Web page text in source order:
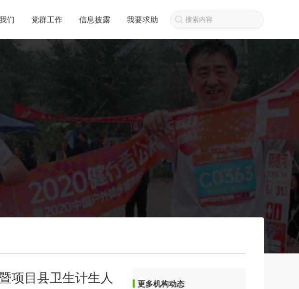
们 党群工作 信息披露 我要求助
项目县卫生计生人
更多机构动态